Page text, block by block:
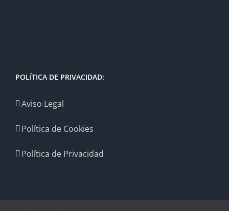
POLÍTICA DE PRIVACIDAD:
Aviso Legal
Política de Cookies
Política de Privacidad